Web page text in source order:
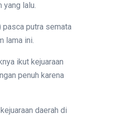
yang lalu.
putra semata
lama ini.
ikut kejuaraan
penuh karena
daerah di